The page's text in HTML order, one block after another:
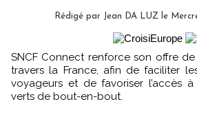
Rédigé par Jean DA LUZ le
SNCF Connect renforce son offre de transports urbains à
travers la France, afin de faciliter
voyageurs et de favoriser l’accès
verts de bout-en-bout.